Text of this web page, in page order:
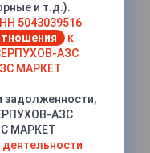
и т.д.).
5043039516
к
АЗС
МАРКЕТ
задолженности,
АЗС
МАРКЕТ